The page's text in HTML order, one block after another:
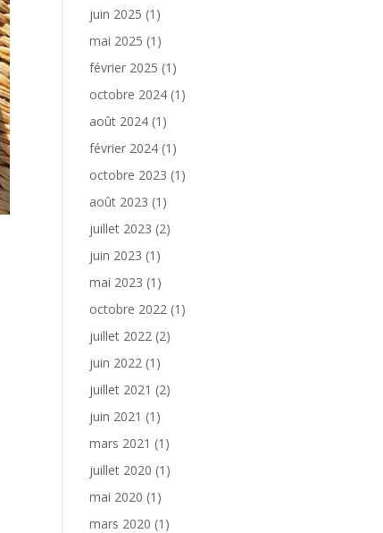
juin 2025 (1)
mai 2025 (1)
février 2025 (1)
octobre 2024 (1)
août 2024 (1)
février 2024 (1)
octobre 2023 (1)
août 2023 (1)
juillet 2023 (2)
juin 2023 (1)
mai 2023 (1)
octobre 2022 (1)
juillet 2022 (2)
juin 2022 (1)
juillet 2021 (2)
juin 2021 (1)
mars 2021 (1)
juillet 2020 (1)
mai 2020 (1)
mars 2020 (1)